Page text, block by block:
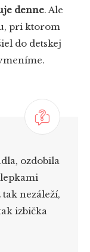
denne. Ale
pri ktorom
do detskej
ozdobila
nezáleží,
izbička